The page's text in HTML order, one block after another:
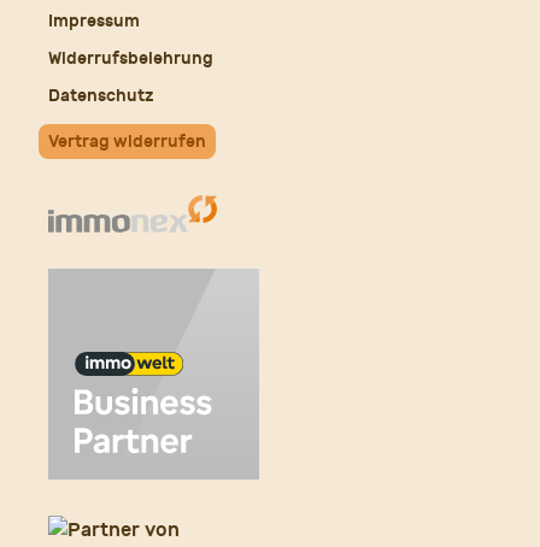
Impressum
Widerrufsbelehrung
Datenschutz
Vertrag widerrufen